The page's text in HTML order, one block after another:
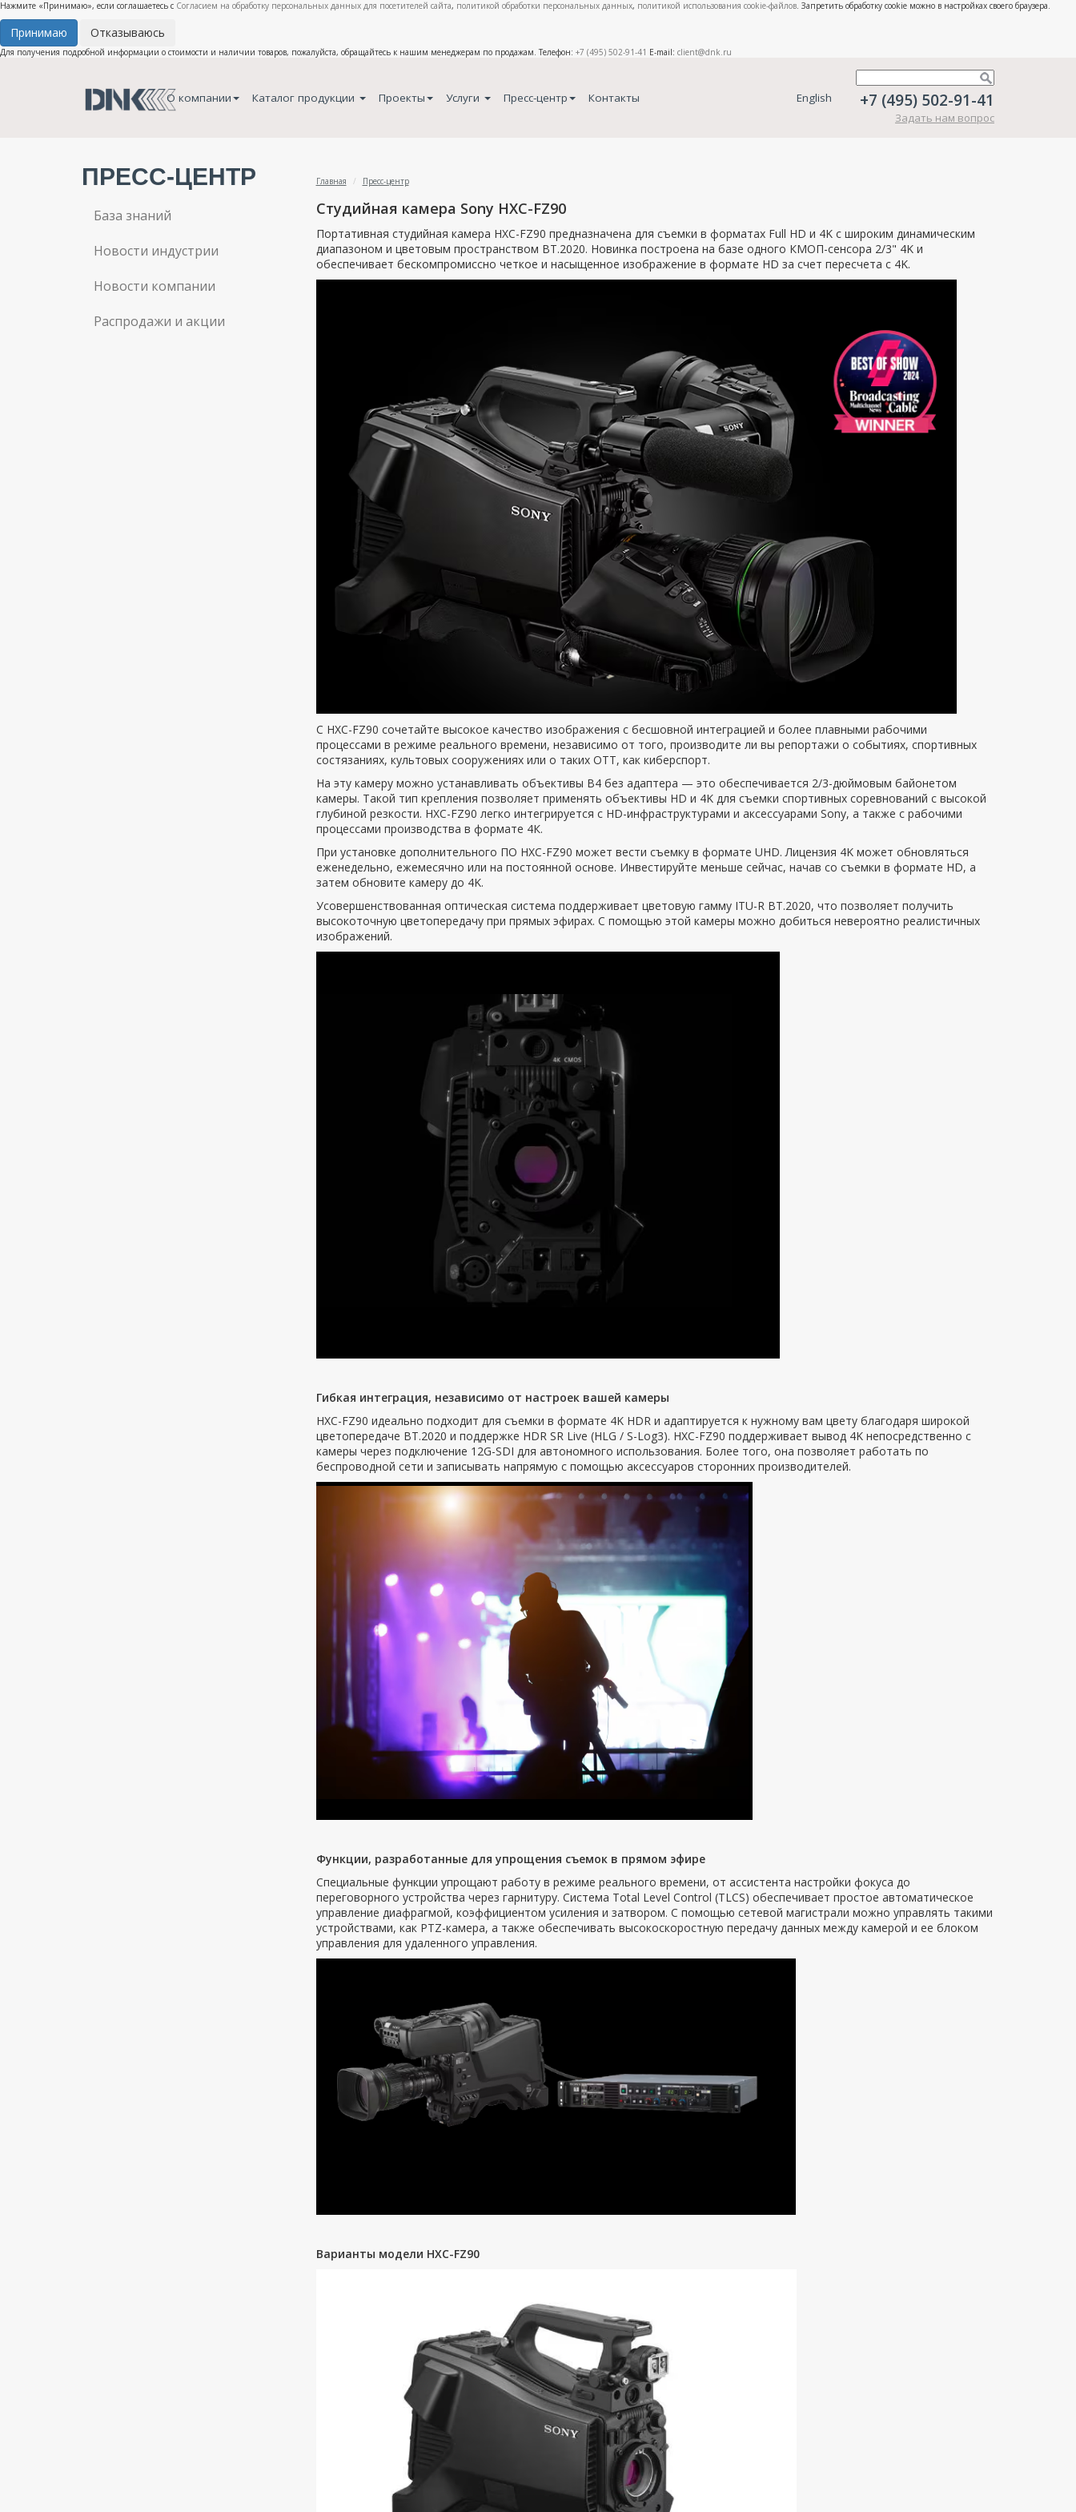
Нажмите «Принимаю», если соглашаетесь с Согласием на обработку персональных данных для посетителей сайта, политикой обработки персональных данных, политикой использования cookie-файлов. Запретить обработку cookie можно в настройках своего браузера.
Принимаю Отказываюсь
Для получения подробной информации о стоимости и наличии товаров, пожалуйста, обращайтесь к нашим менеджерам по продажам. Телефон: +7 (495) 502-91-41 E-mail: client@dnk.ru
О компании Каталог продукции Проекты Услуги Пресс-центр Контакты English +7 (495) 502-91-41
Задать нам вопрос
ПРЕСС-ЦЕНТР Главная Пресс-центр
База знаний
Новости индустрии
Новости компании
Распродажи и акции
Студийная камера Sony HXC-FZ90
Портативная студийная камера HXC-FZ90 предназначена для съемки в форматах Full HD и 4K с широким динамическим
диапазоном и цветовым пространством BT.2020. Новинка построена на базе одного КМОП-сенсора 2/3" 4K и
обеспечивает бескомпромиссно четкое и насыщенное изображение в формате HD за счет пересчета с 4K.
С HXC-FZ90 сочетайте высокое качество изображения с бесшовной интеграцией и более плавными рабочими
процессами в режиме реального времени, независимо от того, производите ли вы репортажи о событиях, спортивных
состязаниях, культовых сооружениях или о таких ОТТ, как киберспорт.
На эту камеру можно устанавливать объективы B4 без адаптера — это обеспечивается 2/3-дюймовым байонетом
камеры. Такой тип крепления позволяет применять объективы HD и 4K для съемки спортивных соревнований с высокой
глубиной резкости. HXC-FZ90 легко интегрируется с НD-инфраструктурами и аксессуарами Sony, а также с рабочими
процессами производства в формате 4К.
При установке дополнительного ПО HXC-FZ90 может вести съемку в формате UHD. Лицензия 4K может обновляться
еженедельно, ежемесячно или на постоянной основе. Инвестируйте меньше сейчас, начав со съемки в формате HD, а
затем обновите камеру до 4K.
Усовершенствованная оптическая система поддерживает цветовую гамму ITU-R BT.2020, что позволяет получить
высокоточную цветопередачу при прямых эфирах. С помощью этой камеры можно добиться невероятно реалистичных
изображений.
Гибкая интеграция, независимо от настроек вашей камеры
HXC-FZ90 идеально подходит для съемки в формате 4K HDR и адаптируется к нужному вам цвету благодаря широкой
цветопередаче BT.2020 и поддержке HDR SR Live (HLG / S-Log3). HXC-FZ90 поддерживает вывод 4K непосредственно с
камеры через подключение 12G-SDI для автономного использования. Более того, она позволяет работать по
беспроводной сети и записывать напрямую с помощью аксессуаров сторонних производителей.
Функции, разработанные для упрощения съемок в прямом эфире
Специальные функции упрощают работу в режиме реального времени, от ассистента настройки фокуса до
переговорного устройства через гарнитуру. Система Total Level Control (TLCS) обеспечивает простое автоматическое
управление диафрагмой, коэффициентом усиления и затвором. С помощью сетевой магистрали можно управлять такими
устройствами, как PTZ-камера, а также обеспечивать высокоскоростную передачу данных между камерой и ее блоком
управления для удаленного управления.
Варианты модели HXC-FZ90